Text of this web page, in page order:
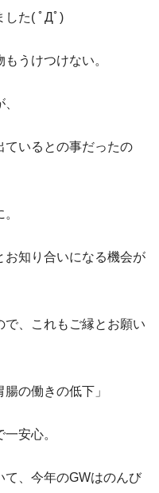
した( ﾟДﾟ)
うけつけない。
ているとの事だったの
お知り合いになる機会が
で、これもご縁とお願い
の働きの低下」
安心。
て、今年のGWはのんび